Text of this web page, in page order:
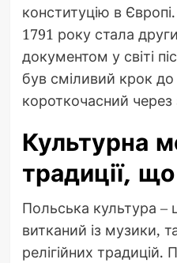
конституцію в
1791 року стала
документом у світі
був сміливий крок до
короткочасний через
Культурна
традиції,
Польська культура –
витканий із музики,
релігійних